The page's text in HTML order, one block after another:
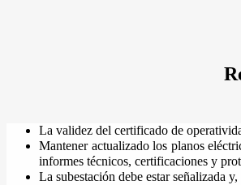
La validez del certificado de
Mantener actualizado los planos
informes técnicos, certificaciones y
La subestación debe estar señalizada